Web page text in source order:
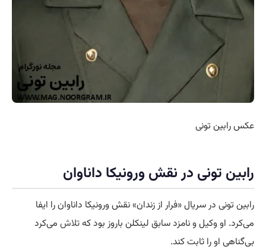
عکس رابین تونی
رابین تونی در نقش ورونیکا داناوان
رابین تونی در سریال «فرار از زندان» نقش ورونیکا داناوان را ایفا
می‌کرد. او وکیل و نامزد سابق لینکلن باروز بود کهتلاش می‌کرد
بی‌گناهی او را ثابت کند.